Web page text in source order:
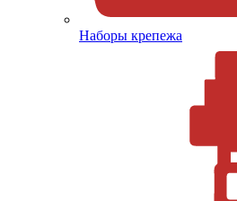
Наборы крепежа